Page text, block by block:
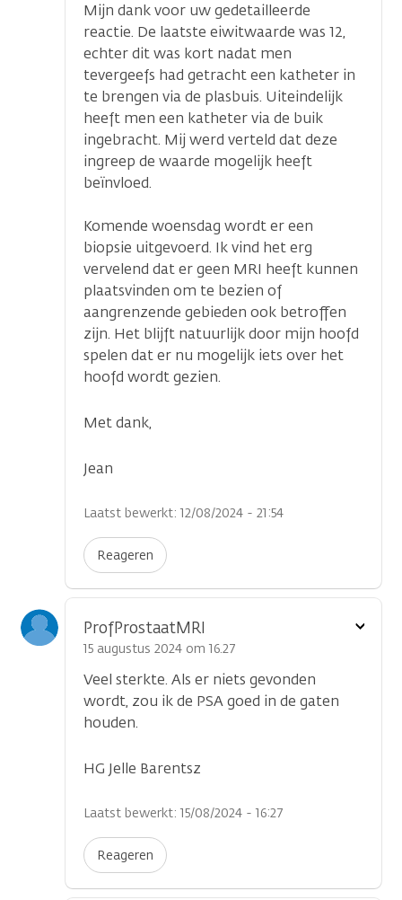
Mijn dank voor uw gedetailleerde
reactie. De laatste eiwitwaarde was 12,
echter dit was kort nadat men
tevergeefs had getracht een katheter in
te brengen via de plasbuis. Uiteindelijk
heeft men een katheter via de buik
ingebracht. Mij werd verteld dat deze
ingreep de waarde mogelijk heeft
beïnvloed.
Komende woensdag wordt er een
biopsie uitgevoerd. Ik vind het erg
vervelend dat er geen MRI heeft kunnen
plaatsvinden om te bezien of
aangrenzende gebieden ook betroffen
zijn. Het blijft natuurlijk door mijn hoofd
spelen dat er nu mogelijk iets over het
hoofd wordt gezien.
Met dank,
Jean
Laatst bewerkt: 12/08/2024 - 21:54
Reageren
ProfProstaatMRI
15 augustus 2024 om 16.27
Veel sterkte. Als er niets gevonden
wordt, zou ik de PSA goed in de gaten
houden.
HG Jelle Barentsz
Laatst bewerkt: 15/08/2024 - 16:27
Reageren
Toon